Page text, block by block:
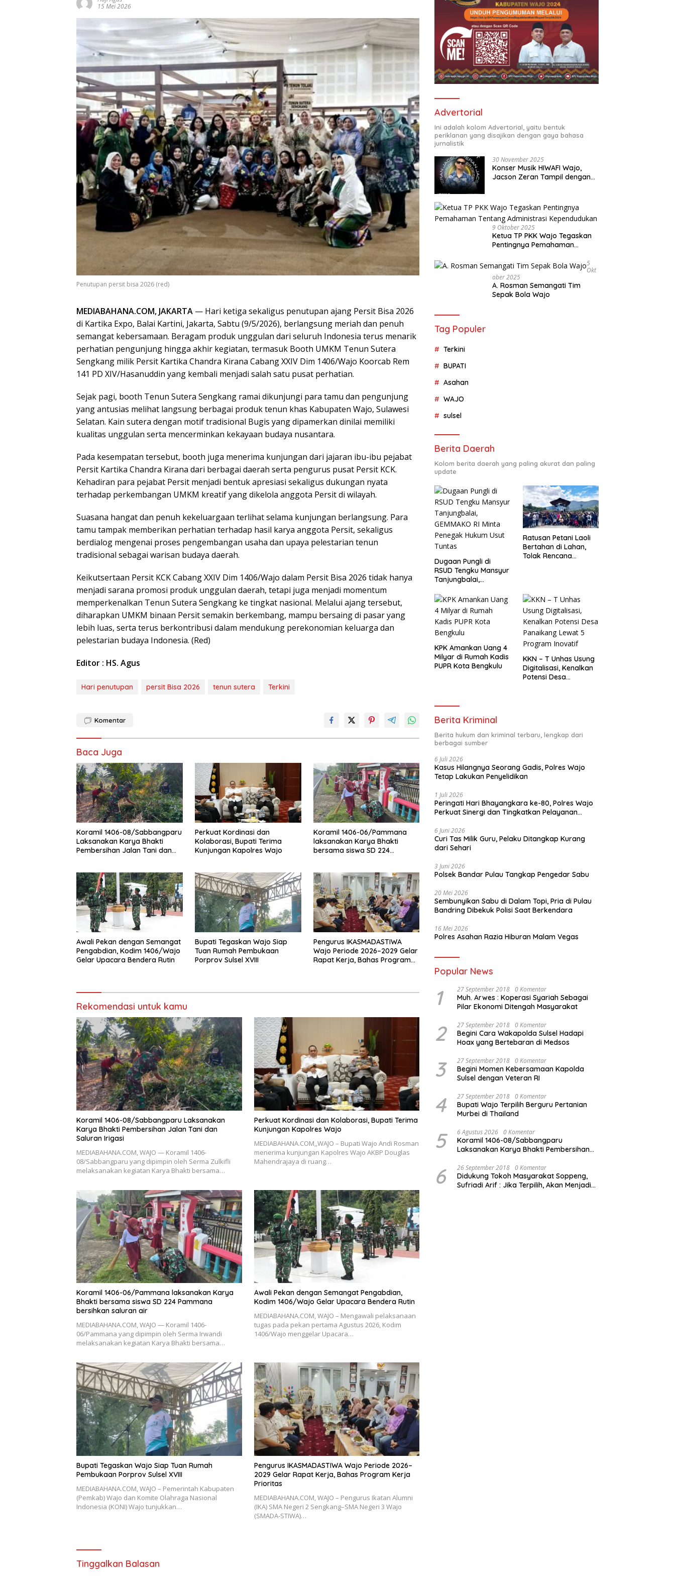
15 Mei 2026
Penutupan persit bisa 2026 (red)
MEDIABAHANA.COM, JAKARTA — Hari ketiga sekaligus penutupan ajang Persit Bisa 2026
di Kartika Expo, Balai Kartini, Jakarta, Sabtu (9/5/2026), berlangsung meriah dan penuh
semangat kebersamaan. Beragam produk unggulan dari seluruh Indonesia terus menarik
perhatian pengunjung hingga akhir kegiatan, termasuk Booth UMKM Tenun Sutera
Sengkang milik Persit Kartika Chandra Kirana Cabang XXIV Dim 1406/Wajo Koorcab Rem
141 PD XIV/Hasanuddin yang kembali menjadi salah satu pusat perhatian.
Sejak pagi, booth Tenun Sutera Sengkang ramai dikunjungi para tamu dan pengunjung
yang antusias melihat langsung berbagai produk tenun khas Kabupaten Wajo, Sulawesi
Selatan. Kain sutera dengan motif tradisional Bugis yang dipamerkan dinilai memiliki
kualitas unggulan serta mencerminkan kekayaan budaya nusantara.
Pada kesempatan tersebut, booth juga menerima kunjungan dari jajaran ibu-ibu pejabat
Persit Kartika Chandra Kirana dari berbagai daerah serta pengurus pusat Persit KCK.
Kehadiran para pejabat Persit menjadi bentuk apresiasi sekaligus dukungan nyata
terhadap perkembangan UMKM kreatif yang dikelola anggota Persit di wilayah.
Suasana hangat dan penuh kekeluargaan terlihat selama kunjungan berlangsung. Para
tamu tampak memberikan perhatian terhadap hasil karya anggota Persit, sekaligus
berdialog mengenai proses pengembangan usaha dan upaya pelestarian tenun
tradisional sebagai warisan budaya daerah.
Keikutsertaan Persit KCK Cabang XXIV Dim 1406/Wajo dalam Persit Bisa 2026 tidak hanya
menjadi sarana promosi produk unggulan daerah, tetapi juga menjadi momentum
memperkenalkan Tenun Sutera Sengkang ke tingkat nasional. Melalui ajang tersebut,
diharapkan UMKM binaan Persit semakin berkembang, mampu bersaing di pasar yang
lebih luas, serta terus berkontribusi dalam mendukung perekonomian keluarga dan
pelestarian budaya Indonesia. (Red)
Editor : HS. Agus
Hari penutupan persit Bisa 2026 tenun sutera Terkini
Komentar
Baca Juga
Koramil 1406-08/Sabbangparu
Laksanakan Karya Bhakti
Pembersihan Jalan Tani dan
Perkuat Kordinasi dan
Kolaborasi, Bupati Terima
Kunjungan Kapolres Wajo
Koramil 1406-06/Pammana
laksanakan Karya Bhakti
bersama siswa SD 224
Awali Pekan dengan Semangat
Pengabdian, Kodim 1406/Wajo
Gelar Upacara Bendera Rutin
Bupati Tegaskan Wajo Siap
Tuan Rumah Pembukaan
Porprov Sulsel XVIII
Pengurus IKASMADASTIWA
Wajo Periode 2026–2029 Gelar
Rapat Kerja, Bahas Program
Rekomendasi untuk kamu
Koramil 1406-08/Sabbangparu Laksanakan
Karya Bhakti Pembersihan Jalan Tani dan
Saluran Irigasi
MEDIABAHANA.COM, WAJO — Koramil 1406-
08/Sabbangparu yang dipimpin oleh Serma Zulkifli
melaksanakan kegiatan Karya Bhakti bersama…
Perkuat Kordinasi dan Kolaborasi, Bupati Terima
Kunjungan Kapolres Wajo
MEDIABAHANA.COM,,WAJO – Bupati Wajo Andi Rosman
menerima kunjungan Kapolres Wajo AKBP Douglas
Mahendrajaya di ruang…
Koramil 1406-06/Pammana laksanakan Karya
Bhakti bersama siswa SD 224 Pammana
bersihkan saluran air
MEDIABAHANA.COM, WAJO — Koramil 1406-
06/Pammana yang dipimpin oleh Serma Irwandi
melaksanakan kegiatan Karya Bhakti bersama…
Awali Pekan dengan Semangat Pengabdian,
Kodim 1406/Wajo Gelar Upacara Bendera Rutin
MEDIABAHANA.COM, WAJO – Mengawali pelaksanaan
tugas pada pekan pertama Agustus 2026, Kodim
1406/Wajo menggelar Upacara…
Bupati Tegaskan Wajo Siap Tuan Rumah
Pembukaan Porprov Sulsel XVIII
MEDIABAHANA.COM, WAJO – Pemerintah Kabupaten
(Pemkab) Wajo dan Komite Olahraga Nasional
Indonesia (KONI) Wajo tunjukkan…
Pengurus IKASMADASTIWA Wajo Periode 2026–
2029 Gelar Rapat Kerja, Bahas Program Kerja
Prioritas
MEDIABAHANA.COM, WAJO – Pengurus Ikatan Alumni
(IKA) SMA Negeri 2 Sengkang–SMA Negeri 3 Wajo
(SMADA-STIWA)…
Tinggalkan Balasan
Advertorial
Ini adalah kolom Advertorial, yaitu bentuk
periklanan yang disajikan dengan gaya bahasa
jurnalistik
30 November 2025
Konser Musik HIWAFI Wajo,
Jacson Zeran Tampil dengan
9 Oktober 2025
Ketua TP PKK Wajo Tegaskan
Pentingnya Pemahaman
Kependudukan
5
Okt
Ober 2025
A. Rosman Semangati Tim
Sepak Bola Wajo
Tag Populer
Terkini
BUPATI
Asahan
WAJO
sulsel
Berita Daerah
Kolom berita daerah yang paling akurat dan paling
update
Dugaan Pungli di
RSUD Tengku Mansyur
Tanjungbalai,
Penegak Hukum Usut
Tuntas
Ratusan Petani Laoli
Bertahan di Lahan,
Tolak Rencana
KPK Amankan Uang 4
Milyar di Rumah Kadis
PUPR Kota Bengkulu
KKN – T Unhas Usung
Digitalisasi, Kenalkan
Potensi Desa
Berita Kriminal
Berita hukum dan kriminal terbaru, lengkap dari
berbagai sumber
6 Juli 2026
Kasus Hilangnya Seorang Gadis, Polres Wajo
Tetap Lakukan Penyelidikan
1 Juli 2026
Peringati Hari Bhayangkara ke-80, Polres Wajo
Perkuat Sinergi dan Tingkatkan Pelayanan
6 Juni 2026
Curi Tas Milik Guru, Pelaku Ditangkap Kurang
dari Sehari
3 Juni 2026
Polsek Bandar Pulau Tangkap Pengedar Sabu
20 Mei 2026
Sembunyikan Sabu di Dalam Topi, Pria di Pulau
Bandring Dibekuk Polisi Saat Berkendara
16 Mei 2026
Polres Asahan Razia Hiburan Malam Vegas
Popular News
1 27 September 2018 0 Komentar
Muh. Arwes : Koperasi Syariah Sebagai
Pilar Ekonomi Ditengah Masyarakat
2 27 September 2018 0 Komentar
Begini Cara Wakapolda Sulsel Hadapi
Hoax yang Bertebaran di Medsos
3 27 September 2018 0 Komentar
Begini Momen Kebersamaan Kapolda
Sulsel dengan Veteran RI
4 27 September 2018 0 Komentar
Bupati Wajo Terpilih Berguru Pertanian
Murbei di Thailand
5 6 Agustus 2026 0 Komentar
Koramil 1406-08/Sabbangparu
Laksanakan Karya Bhakti Pembersihan
6 26 September 2018 0 Komentar
Didukung Tokoh Masyarakat Soppeng,
Sufriadi Arif : Jika Terpilih, Akan Menjadi